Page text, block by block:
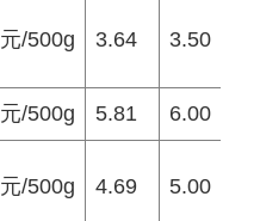
元/500g 3.64 3.50
元/500g 5.81 6.00
元/500g 4.69 5.00